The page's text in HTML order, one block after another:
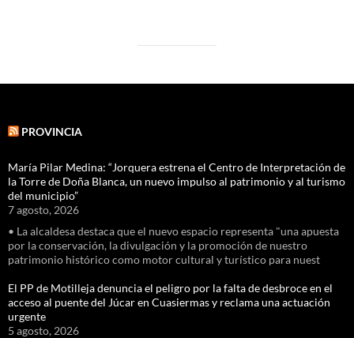
PROVINCIA
María Pilar Medina: “Jorquera estrena el Centro de Interpretación de
la Torre de Doña Blanca, un nuevo impulso al patrimonio y al turismo
del municipio”
7 agosto, 2026
• La alcaldesa destaca que el nuevo espacio representa "una apuesta
por la conservación, la divulgación y la promoción de nuestro
patrimonio histórico como motor cultural y turístico para nuest
El PP de Motilleja denuncia el peligro por la falta de desbroce en el
acceso al puente del Júcar en Cuasiermas y reclama una actuación
urgente
5 agosto, 2026